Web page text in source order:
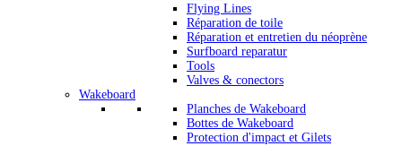
Flying Lines
Réparation de toile
Réparation et entretien du néoprène
Surfboard reparatur
Tools
Valves & conectors
Wakeboard
Planches de Wakeboard
Bottes de Wakeboard
Protection d'impact et Gilets